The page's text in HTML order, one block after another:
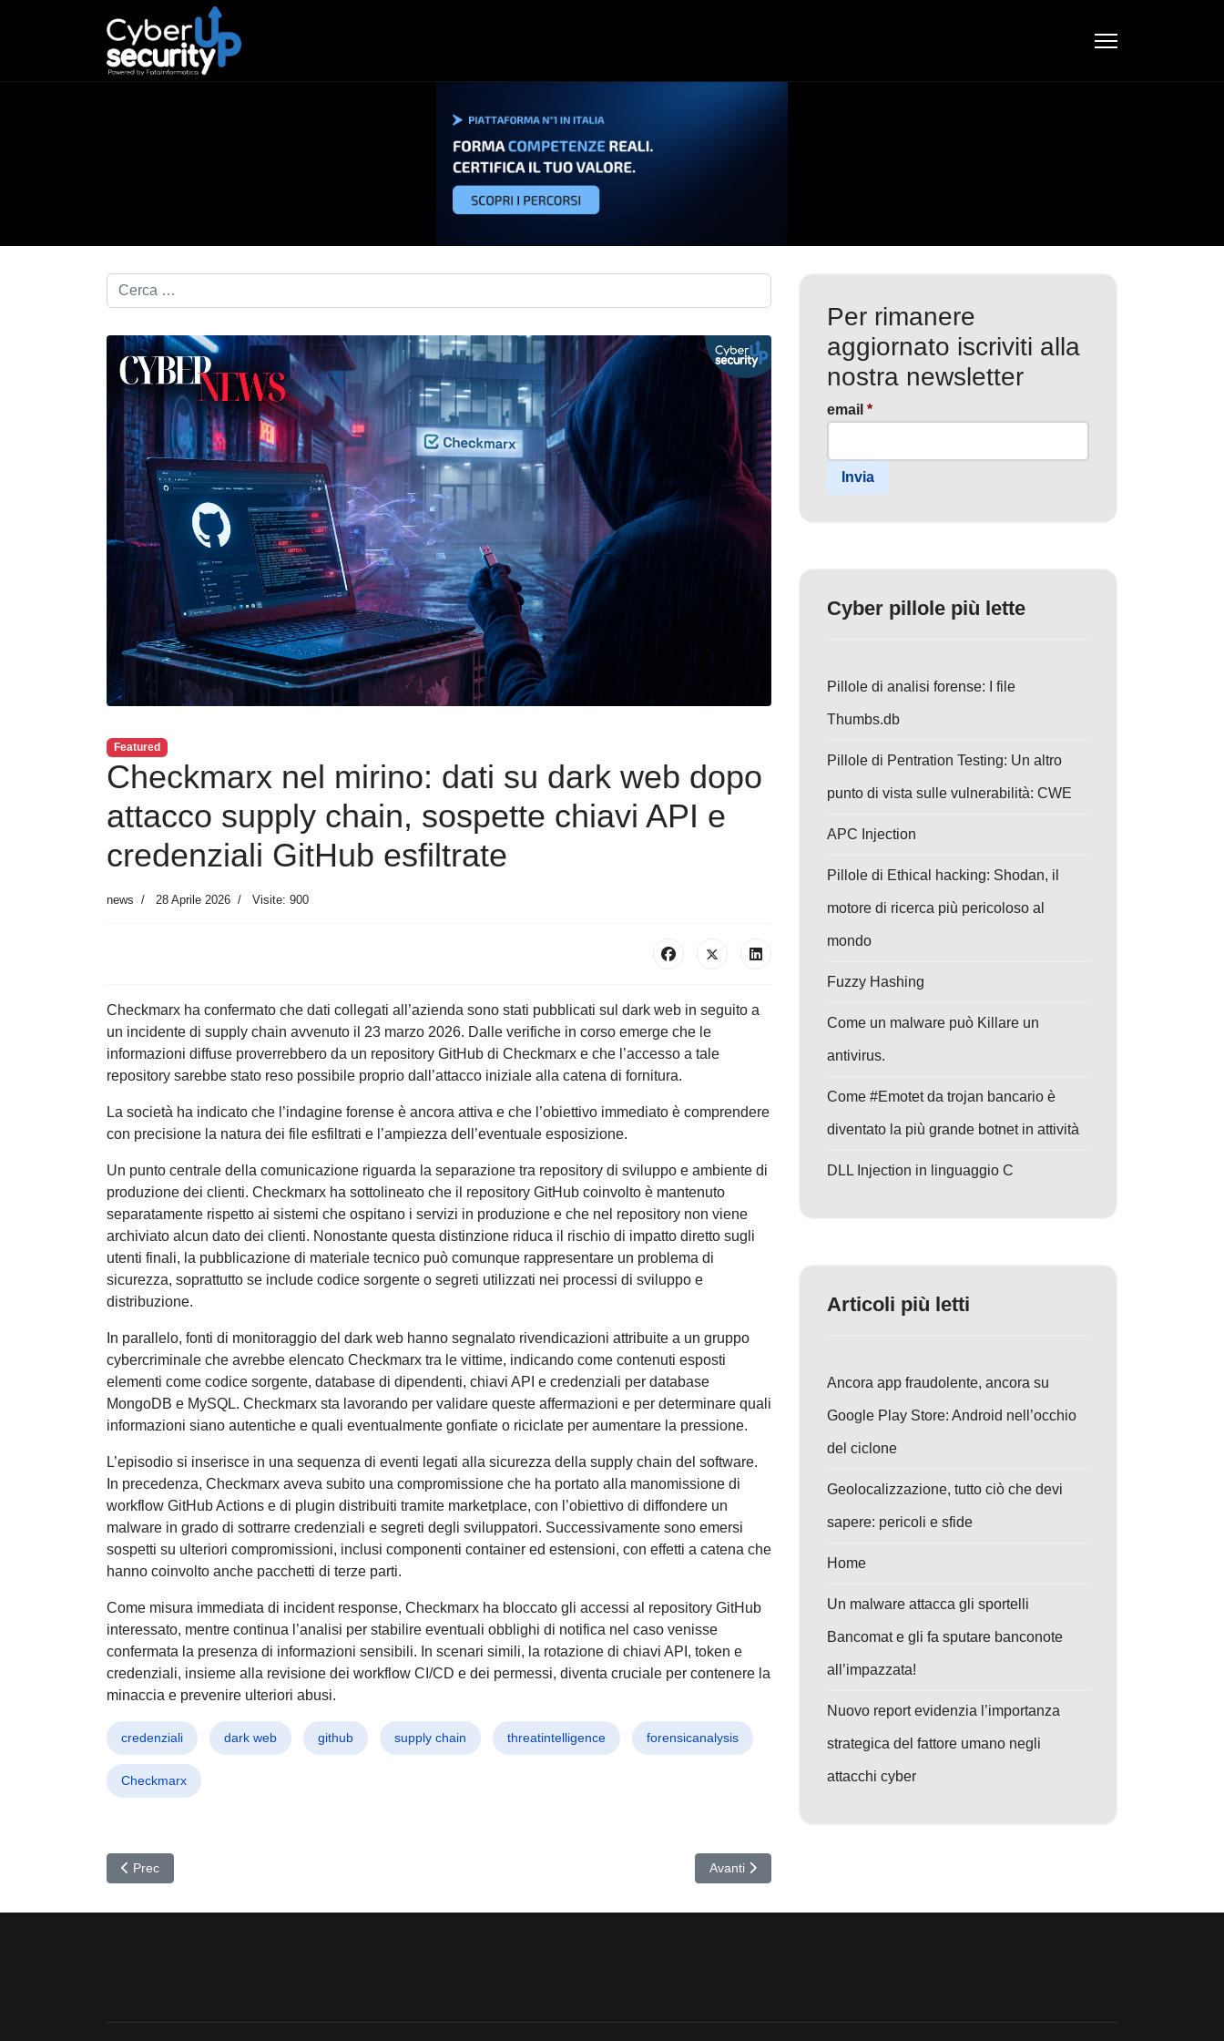
Cerca nel blog...
Featured
Checkmarx nel mirino: dati su dark web dopo
attacco supply chain, sospette chiavi API e
credenziali GitHub esfiltrate
news 28 Aprile 2026 Visite: 900
Checkmarx ha confermato che dati collegati all’azienda sono stati pubblicati sul dark web in seguito a
un incidente di supply chain avvenuto il 23 marzo 2026. Dalle verifiche in corso emerge che le
informazioni diffuse proverrebbero da un repository GitHub di Checkmarx e che l’accesso a tale
repository sarebbe stato reso possibile proprio dall’attacco iniziale alla catena di fornitura.
La società ha indicato che l’indagine forense è ancora attiva e che l’obiettivo immediato è comprendere
con precisione la natura dei file esfiltrati e l’ampiezza dell’eventuale esposizione.
Un punto centrale della comunicazione riguarda la separazione tra repository di sviluppo e ambiente di
produzione dei clienti. Checkmarx ha sottolineato che il repository GitHub coinvolto è mantenuto
separatamente rispetto ai sistemi che ospitano i servizi in produzione e che nel repository non viene
archiviato alcun dato dei clienti. Nonostante questa distinzione riduca il rischio di impatto diretto sugli
utenti finali, la pubblicazione di materiale tecnico può comunque rappresentare un problema di
sicurezza, soprattutto se include codice sorgente o segreti utilizzati nei processi di sviluppo e
distribuzione.
In parallelo, fonti di monitoraggio del dark web hanno segnalato rivendicazioni attribuite a un gruppo
cybercriminale che avrebbe elencato Checkmarx tra le vittime, indicando come contenuti esposti
elementi come codice sorgente, database di dipendenti, chiavi API e credenziali per database
MongoDB e MySQL. Checkmarx sta lavorando per validare queste affermazioni e per determinare quali
informazioni siano autentiche e quali eventualmente gonfiate o riciclate per aumentare la pressione.
L’episodio si inserisce in una sequenza di eventi legati alla sicurezza della supply chain del software.
In precedenza, Checkmarx aveva subito una compromissione che ha portato alla manomissione di
workflow GitHub Actions e di plugin distribuiti tramite marketplace, con l’obiettivo di diffondere un
malware in grado di sottrarre credenziali e segreti degli sviluppatori. Successivamente sono emersi
sospetti su ulteriori compromissioni, inclusi componenti container ed estensioni, con effetti a catena che
hanno coinvolto anche pacchetti di terze parti.
Come misura immediata di incident response, Checkmarx ha bloccato gli accessi al repository GitHub
interessato, mentre continua l’analisi per stabilire eventuali obblighi di notifica nel caso venisse
confermata la presenza di informazioni sensibili. In scenari simili, la rotazione di chiavi API, token e
credenziali, insieme alla revisione dei workflow CI/CD e dei permessi, diventa cruciale per contenere la
minaccia e prevenire ulteriori abusi.
credenziali dark web github supply chain threatintelligence forensicanalysis
Checkmarx
Articolo precedente: YouTube Shorts riscrive la storia dell’hacking: virus cult e “Queen of Hackers” tornano virali in pochi secondi
Prec Articolo successivo: TrueConf sotto assedio PhantomCore: tre vulnerabilità critiche
Avanti
Per rimanere
aggiornato iscriviti alla
nostra newsletter
email *
Invia
Cyber pillole più lette
Pillole di analisi forense: I file
Thumbs.db
Pillole di Pentration Testing: Un altro
punto di vista sulle vulnerabilità: CWE
APC Injection
Pillole di Ethical hacking: Shodan, il
motore di ricerca più pericoloso al
mondo
Fuzzy Hashing
Come un malware può Killare un
antivirus.
Come #Emotet da trojan bancario è
diventato la più grande botnet in attività
DLL Injection in linguaggio C
Articoli più letti
Ancora app fraudolente, ancora su
Google Play Store: Android nell’occhio
del ciclone
Geolocalizzazione, tutto ciò che devi
sapere: pericoli e sfide
Home
Un malware attacca gli sportelli
Bancomat e gli fa sputare banconote
all’impazzata!
Nuovo report evidenzia l’importanza
strategica del fattore umano negli
attacchi cyber